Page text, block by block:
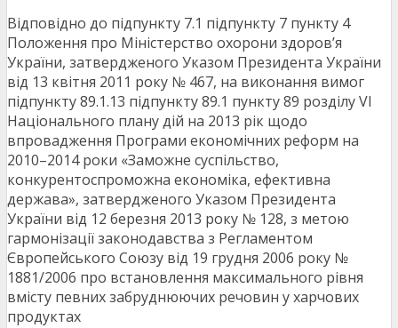
Відповідно до підпункту 7.1 підпункту 7 пункту 4
Положення про Міністерство охорони здоров’я
України, затвердженого Указом Президента України
від 13 квітня 2011 року № 467, на виконання вимог
підпункту 89.1.13 підпункту 89.1 пункту 89 розділу VI
Національного плану дій на 2013 рік щодо
впровадження Програми економічних реформ на
2010–2014 роки «Заможне суспільство,
конкурентоспроможна економіка, ефективна
держава», затвердженого Указом Президента
України від 12 березня 2013 року № 128, з метою
гармонізації законодавства з Регламентом
Європейського Союзу від 19 грудня 2006 року №
1881/2006 про встановлення максимального рівня
вмісту певних забруднюючих речовин у харчових
продуктах